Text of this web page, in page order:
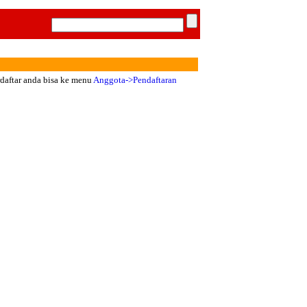
anda bisa ke menuAnggota->Pendaftaran